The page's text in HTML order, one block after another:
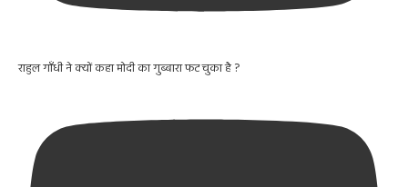
राहुल गाँधी ने क्यों कहा मोदी का गुब्बारा फट चुका है ?